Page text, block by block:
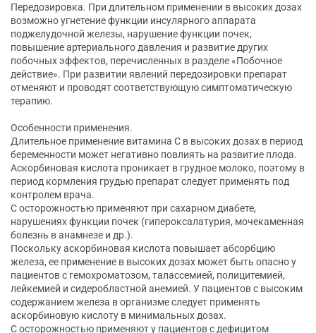
Передозировка. При длительном применении в высоких дозах
возможно угнетение функции инсулярного аппарата
поджелудочной железы, нарушение функции почек,
повышение артериального давления и развитие других
побочных эффектов, перечисленных в разделе «Побочное
действие». При развитии явлений передозировки препарат
отменяют и проводят соответствующую симптоматическую
терапию.
Особенности применения.
Длительное применение витамина С в высоких дозах в период
беременности может негативно повлиять на развитие плода.
Аскорбиновая кислота проникает в грудное молоко, поэтому в
период кормления грудью препарат следует применять под
контролем врача.
С осторожностью применяют при сахарном диабете,
нарушениях функции почек (гипероксалатурия, мочекаменная
болезнь в анамнезе и др.).
Поскольку аскорбиновая кислота повышает абсорбцию
железа, ее применение в высоких дозах может быть опасно у
пациентов с гемохроматозом, талассемией, полицитемией,
лейкемией и сидеробластной анемией. У пациентов с высоким
содержанием железа в организме следует применять
аскорбиновую кислоту в минимальных дозах.
С осторожностью применяют у пациентов с дефицитом